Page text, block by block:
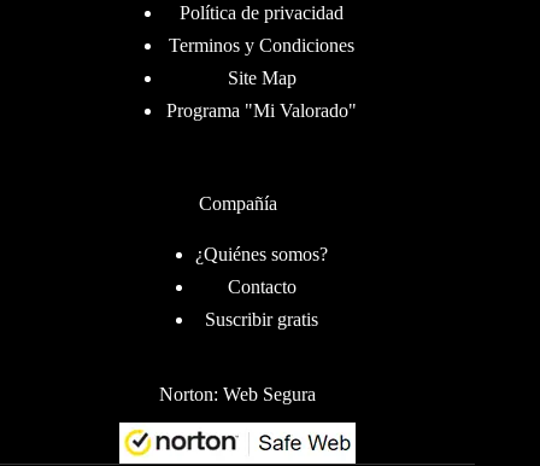
Política de privacidad
Terminos y Condiciones
Site Map
Programa "Mi Valorado"
Compañía
¿Quiénes somos?
Contacto
Suscribir gratis
Norton: Web Segura